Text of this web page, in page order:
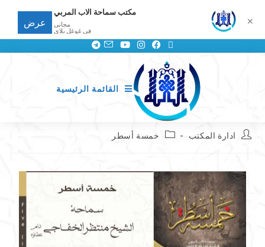
القائمة الرئيسية
ادارة المكتب خمسة أسطر
✕
مكتب سماحة الاب المربي
مجانى
في غوغل بلاي
عرض